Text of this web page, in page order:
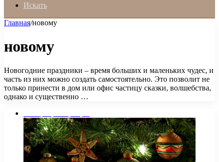
Искать
Главная/новому
новому
Новогодние праздники – время больших и маленьких чудес, и
часть из них можно создать самостоятельно. Это позволит не
только принести в дом или офис частицу сказки, волшебства,
однако и существенно …